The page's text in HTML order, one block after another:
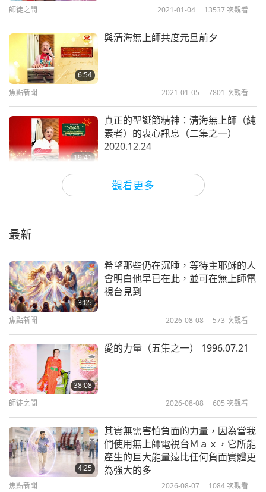
（是。）許多他的工作。
他本可以做得更多。在第二任期中，他本來會推行更
多好的議題，真正重整國家體制，並確實為美國人民
與上帝對立的一方，（是。）他們早就有備而來。
（是，師父。）現在沒人能抓住他們。我之前告訴過
你們，很難證實任何事情，不是嗎？（是，師父。）
我的意思是，我在另一場會議中說過。即使是欺詐，
或是非法操縱或作弊，永遠無法查明真相。（是，師
我告訴過你們，這不是任何人的錯，是惡魔。（是，
師父。）在許多人們身邊排徊，然後迫使他們做錯誤
的事。懂嗎？（是的，師父。）所有人都知道。即使
無法證實，但我想每個人都知道。（是，師父。）不
管怎樣我是知道的。（是，師父，謝謝您。）但是又
能怎麼辦，如此深重的業障，惡魔又集中精力於此。
集中精力於選舉，還有那些聽從惡魔的人，包括高層
職員。對此，我一直深感挫折。（是，師父。）天堂
已經做了很多，但人們的業障仍然深重。美國目前大
所以很多人；很多業障。
還有一些靈魂因為吃肉和戰爭的緣故，與美國人關係
不好，它們不肯放手。（是，師父。）它們的憤怒，
觀看更多
師徒之間 2021-01-04 13537次觀看
6:54
與清海無上師共度元旦前夕
焦點新聞 2021-01-05 7801 次觀看
19:41
真正的聖誕節精神：清海無上師（純
素者）的衷心訊息（二集之一）
2020.12.24
2021-01-04
清海無上師在疫情期間的愛心訊息
2020.12.12
我們都有責任保護自己與他人（六集
之一） 2020.10.26
最新
3:05
希望那些仍在沉睡，等待主耶穌的人
會明白他早已在此，並可在無上師電
視台見到
焦點新聞 2026-08-08 573 次觀看
38:08
愛的力量（五集之一） 1996.07.21
師徒之間 2026-08-08 605 次觀看
4:25
其實無需害怕負面的力量，因為當我
們使用無上師電視台Ｍａｘ，它所能
產生的巨大能量遠比任何負面實體更
為強大的多
焦點新聞 2026-08-07 1084次觀看